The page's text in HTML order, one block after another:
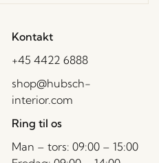
Kontakt
+45 4422 6888
shop@hubsch-
interior.com
Ring til os
Man – tors: 09:00 – 15:00